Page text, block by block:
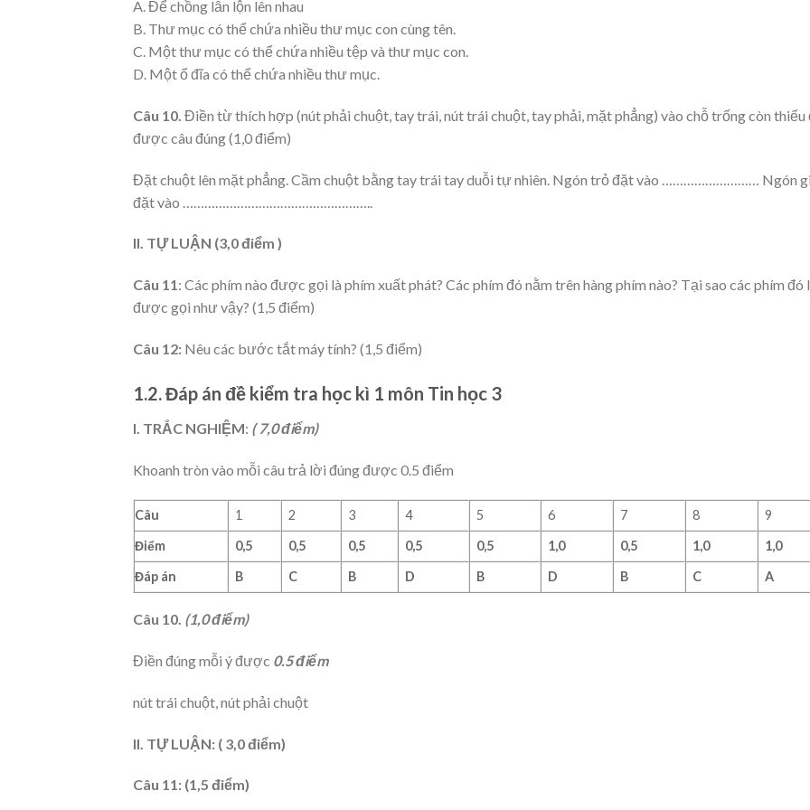
A. Để chồng lẫn lộn lên nhau
B. Thư mục có thể chứa nhiều thư mục con cùng tên.
C. Một thư mục có thể chứa nhiều tệp và thư mục con.
D. Một ổ đĩa có thể chứa nhiều thư mục.
Câu 10. Điền từ thích hợp (nút phải chuột, tay trái, nút trái chuột, tay phải, mặt phẳng) vào chỗ trống còn thiếu
được câu đúng (1,0 điểm)
Đặt chuột lên mặt phẳng. Cầm chuột bằng tay trái tay duỗi tự nhiên. Ngón trỏ đặt vào ……………………… Ngón
đặt vào ……………………………………………..
II. TỰ LUẬN (3,0 điểm )
Câu 11: Các phím nào được gọi là phím xuất phát? Các phím đó nằm trên hàng phím nào? Tại sao các phím đó
được gọi như vậy? (1,5 điểm)
Câu 12: Nêu các bước tắt máy tính? (1,5 điểm)
1.2. Đáp án đề kiểm tra học kì 1 môn Tin học 3
I. TRẮC NGHIỆM: ( 7,0 điểm)
Khoanh tròn vào mỗi câu trả lời đúng được 0.5 điểm
Câu 1 2 3 4 5 6 7 8
9
Điểm
0,5 0,5 0,5 0,5 0,5 1,0 0,5 1,0
1,0
Đáp án
B C B D B D B C A
Câu 10. (1,0 điểm)
Điền đúng mỗi ý được 0.5 điểm
nút trái chuột, nút phải chuột
II. TỰ LUẬN: ( 3,0 điểm)
Câu 11: (1,5 điểm)